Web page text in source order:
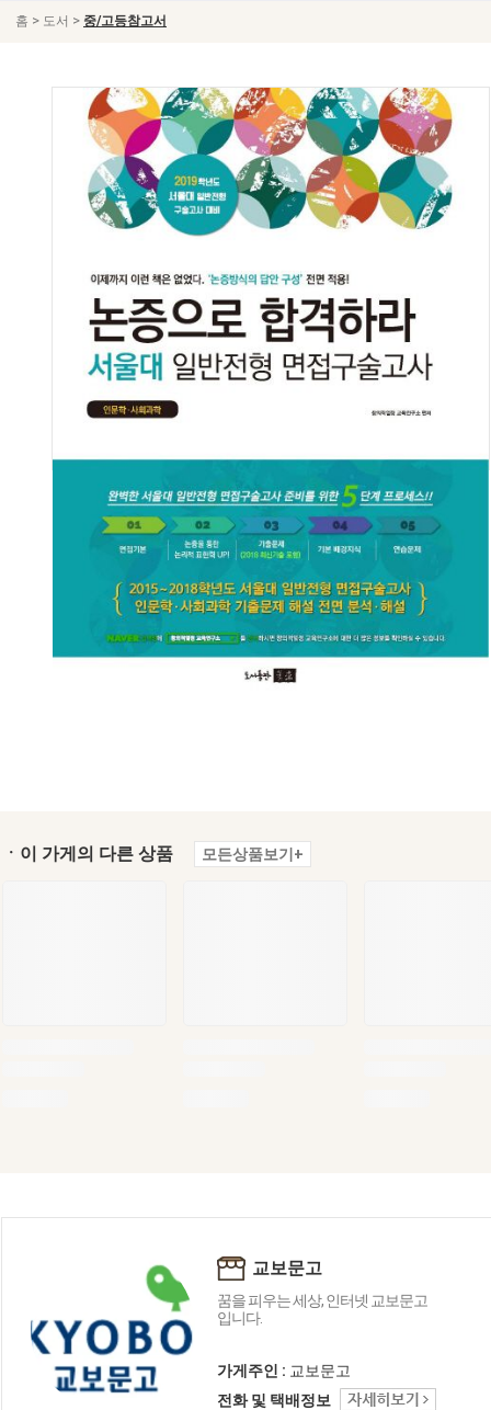
홈 > 도서 > 중/고등참고서
ㆍ이 가게의 다른 상품 모든상품보기+
교보문고
꿈을 피우는 세상, 인터넷 교보문고
입니다.
가게주인 : 교보문고
전화 및 택배정보